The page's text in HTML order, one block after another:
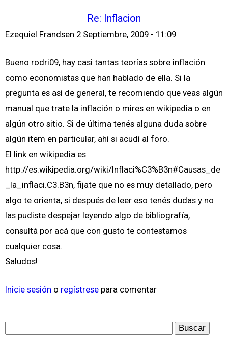
Re: Inflacion
Ezequiel Frandsen 2 Septiembre, 2009 - 11:09
Bueno rodri09, hay casi tantas teorías sobre inflación
como economistas que han hablado de ella. Si la
pregunta es así de general, te recomiendo que veas algún
manual que trate la inflación o mires en wikipedia o en
algún otro sitio. Si de última tenés alguna duda sobre
algún item en particular, ahí si acudí al foro.
El link en wikipedia es
http://es.wikipedia.org/wiki/Inflaci%C3%B3n#Causas_de
_la_inflaci.C3.B3n, fijate que no es muy detallado, pero
algo te orienta, si después de leer eso tenés dudas y no
las pudiste despejar leyendo algo de bibliografía,
consultá por acá que con gusto te contestamos
cualquier cosa.
Saludos!
Inicie sesión o regístrese para comentar